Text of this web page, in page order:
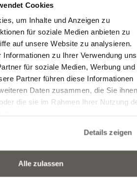
Cookies
um Inhalte und Anzeigen zu
für soziale Medien anbieten zu
auf unsere Website zu analysieren.
Informationen zu Ihrer Verwendung
für soziale Medien, Werbung und
Partner führen diese Informationen
Daten zusammen, die Sie ihnen
die sie im Rahmen Ihrer Nutzung
Details zeigen
Alle zulassen
Triplex Eichenboden